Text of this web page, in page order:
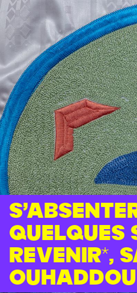
quelques
revenir*,
Ouhaddou